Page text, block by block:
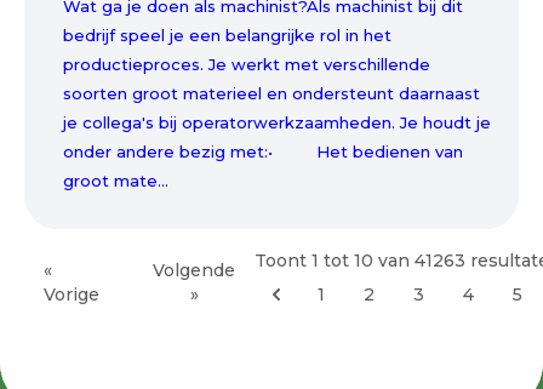
Wat ga je doen als machinist?Als machinist bij dit
bedrijf speel je een belangrijke rol in het
productieproces. Je werkt met verschillende
soorten groot materieel en ondersteunt daarnaast
je collega's bij operatorwerkzaamheden. Je houdt je
onder andere bezig met:• Het bedienen van
groot mate...
«
Vorige
Volgende
»
Toont 1 tot 10 van 41263
1
2 3 4 5